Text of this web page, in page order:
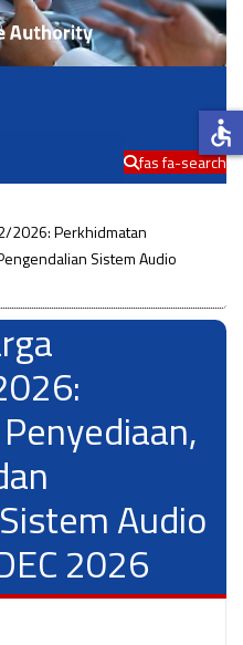
fas fa-search
2026: Perkhidmatan
Sistem Audio
Audio
2026
accessible